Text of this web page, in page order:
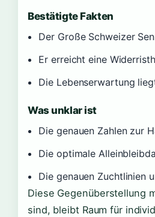
Bestätigte Fakten
Der Große Schweizer
Er erreicht eine
Die Lebenserwartung
Was unklar ist
Die genauen Zahlen zur
Die optimale
Die genauen Zuchtlinien
Diese Gegenüberstellung
sind, bleibt Raum für